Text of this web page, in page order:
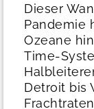
Dieser
Pandemie
Ozeane
Time-
Detroit bis